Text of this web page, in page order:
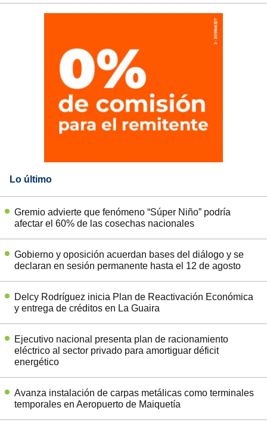
Lo último
Gremio advierte que fenómeno “Súper Niño” podría
afectar el 60% de las cosechas nacionales
Gobierno y oposición acuerdan bases del diálogo y se
declaran en sesión permanente hasta el 12 de agosto
Delcy Rodríguez inicia Plan de Reactivación Económica
y entrega de créditos en La Guaira
Ejecutivo nacional presenta plan de racionamiento
eléctrico al sector privado para amortiguar déficit
energético
Avanza instalación de carpas metálicas como terminales
temporales en Aeropuerto de Maiquetía